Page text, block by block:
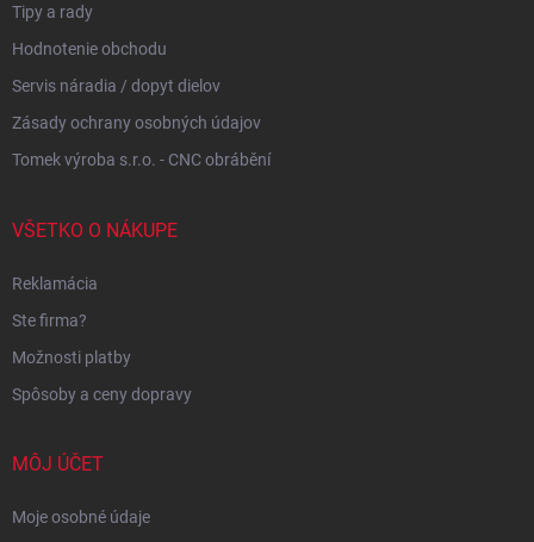
Tipy a rady
Hodnotenie obchodu
Servis náradia / dopyt dielov
Zásady ochrany osobných údajov
Tomek výroba s.r.o. - CNC obrábění
VŠETKO O NÁKUPE
Reklamácia
Ste firma?
Možnosti platby
Spôsoby a ceny dopravy
MÔJ ÚČET
Moje osobné údaje